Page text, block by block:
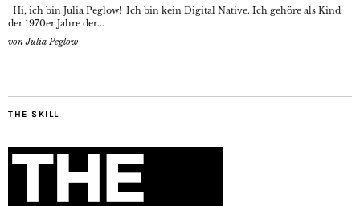
Hi, ich bin Julia Peglow! Ich bin kein Digital Native. Ich gehöre als Kind
der 1970er Jahre der...
vonJulia Peglow
THE SKILL